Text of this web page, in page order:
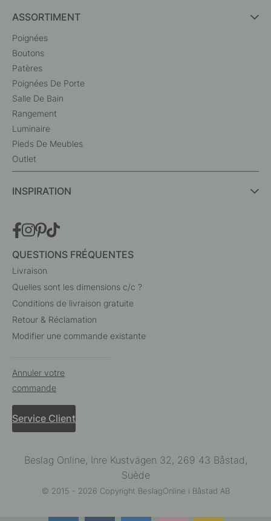
ASSORTIMENT
Poignées
Boutons
Patères
Poignées De Porte
Salle De Bain
Rangement
Luminaire
Pieds De Meubles
Outlet
INSPIRATION
QUESTIONS FRÉQUENTES
Livraison
Quelles sont les dimensions c/c ?
Conditions de livraison gratuite
Retour & Réclamation
Modifier une commande existante
Annuler votre
commande
Service Client
Beslag Online, Inre Kustvägen 32, 269 43 Båstad,
Suède
© 2015 - 2026 Copyright BeslagOnline i Båstad AB